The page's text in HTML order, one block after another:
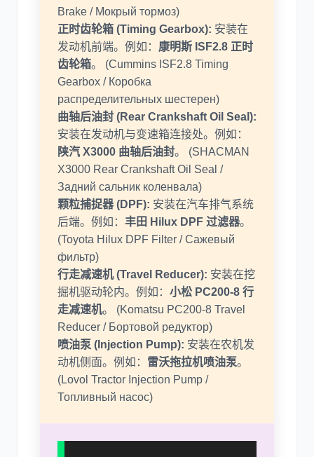
Brake / Мокрый тормоз)
正时齿轮箱 (Timing Gearbox): 安装在
发动机前端。例如： 康明斯 ISF2.8 正时
齿轮箱。 (Cummins ISF2.8 Timing
Gearbox / Коробка
распределительных шестерен)
曲轴后油封 (Rear Crankshaft Oil Seal):
安装在发动机与变速箱连接处。例如：
陕汽 X3000 曲轴后油封。 (SHACMAN
X3000 Rear Crankshaft Oil Seal /
Задний сальник коленвала)
颗粒捕捉器 (DPF): 安装在汽车排气系统
后端。例如： 丰田 Hilux DPF 过滤器。
(Toyota Hilux DPF Filter / Сажевый
фильтр)
行走减速机 (Travel Reducer): 安装在挖
掘机驱动轮内。例如： 小松 PC200-8 行
走减速机。 (Komatsu PC200-8 Travel
Reducer / Бортовой редуктор)
喷油泵 (Injection Pump): 安装在农机发
动机侧面。例如： 雷沃拖拉机喷油泵。
(Lovol Tractor Injection Pump /
Топливный насос)